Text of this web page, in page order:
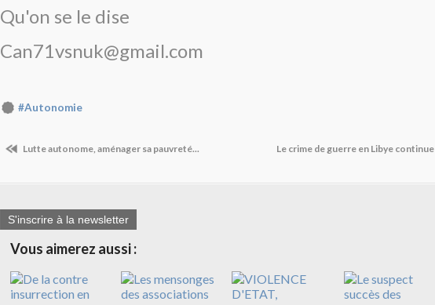
Qu'on se le dise
Can71vsnuk@gmail.com
#Autonomie
Lutte autonome, aménager sa pauvreté... Le crime de guerre en Libye continue
S'inscrire à la newsletter
Vous aimerez aussi :